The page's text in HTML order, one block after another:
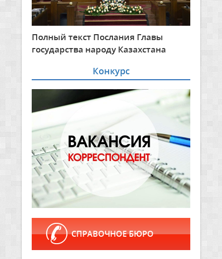
Полный текст Послания Главы
государства народу Казахстана
Конкурс
СПРАВОЧНОЕ БЮРО